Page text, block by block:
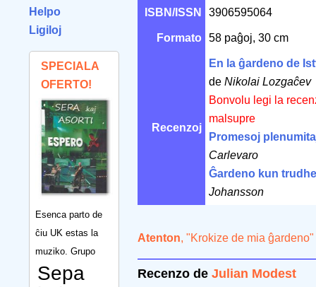
Helpo
Ligiloj
SPECIALA
OFERTO!
Esenca parto de
ĉiu UK estas la
muziko. Grupo
Sepa
ISBN/ISSN 3906595064
Formato 58 paĝoj, 30 cm
Recenzoj
En la ĝardeno de
de Nikolai Lozgaĉev
Bonvolu legi la
malsupre
Promesoj
Carlevaro
Ĝardeno kun
Johansson
Atenton, "Krokize de mia
Recenzo de Julian Modest